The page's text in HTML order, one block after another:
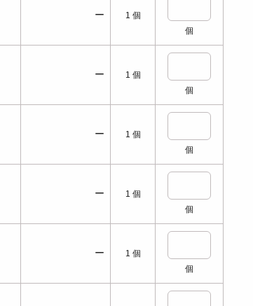
ー 1 個
個
ー 1 個
個
ー 1 個
個
ー 1 個
個
ー 1 個
個